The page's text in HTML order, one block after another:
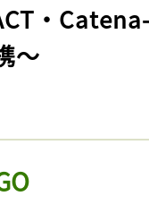
・
〜